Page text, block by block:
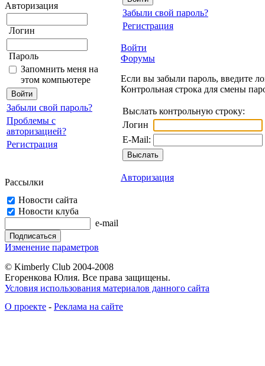
Авторизация
Логин
Пароль
Запомнить меня на
этом компьютере
Забыли свой пароль?
Проблемы с
авторизацией?
Регистрация
Рассылки
Новости сайта
Новости клуба
e-mail
Изменение параметров
Забыли свой пароль?
Регистрация
Войти
Форумы
Если вы забыли пароль, введите
Контрольная строка для смены
Выслать контрольную строку:
Логин
E-Mail:
Авторизация
© Kimberly Club 2004-2008
Егоренкова Юлия. Все права защищены.
Условия использования материалов данного сайта
О проекте - Реклама на сайте